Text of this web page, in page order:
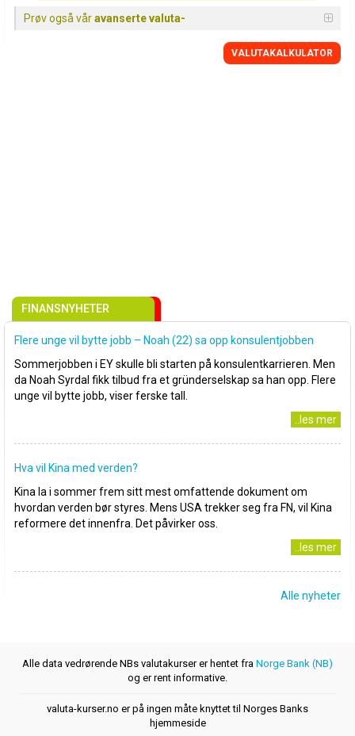
Prøv også våravanserte valuta-
VALUTAKALKULATOR
FINANSNYHETER
Flere unge vil bytte jobb – Noah (22) sa opp konsulentjobben
Sommerjobben i EY skulle bli starten på konsulentkarrieren. Men
da Noah Syrdal fikk tilbud fra et gründerselskap sa han opp. Flere
unge vil bytte jobb, viser ferske tall.
..les mer
Hva vil Kina med verden?
Kina la i sommer frem sitt mest omfattende dokument om
hvordan verden bør styres. Mens USA trekker seg fra FN, vil Kina
reformere det innenfra. Det påvirker oss.
..les mer
Alle nyheter
Alle data vedrørende NBs valutakurser er hentet fra Norge Bank (NB)
og er rent informative.
valuta-kurser.no er på ingen måte knyttet til Norges Banks
hjemmeside